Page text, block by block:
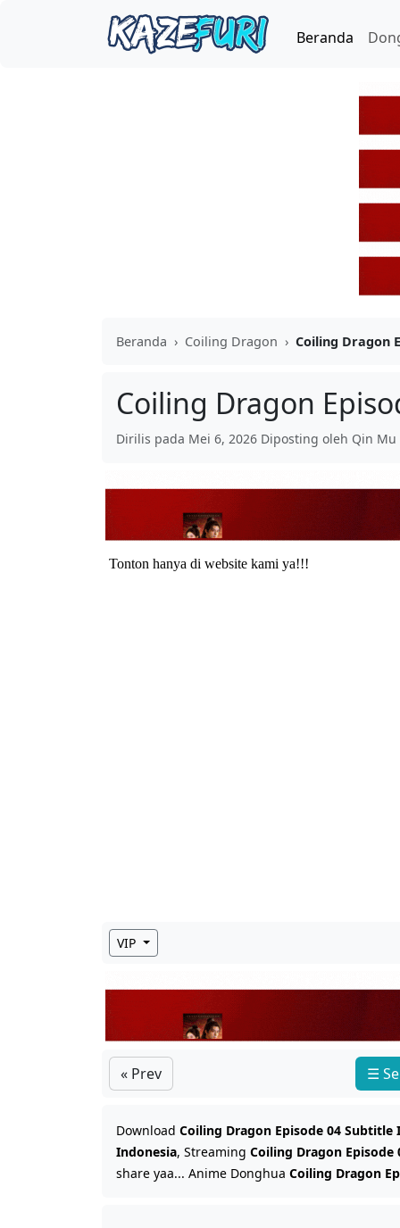
Beranda
Beranda › Coiling Dragon › Coiling Dragon
Coiling Dragon
Dirilis pada Mei 6, 2026 Diposting oleh Qin Mu
VIP
« Prev ☰
Download Coiling Dragon Episode 04 Subtitle
Indonesia, Streaming Coiling Dragon
share yaa... Anime Donghua Coiling Dragon